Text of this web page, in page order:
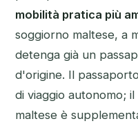
mobilità pratica più
soggiorno maltese, a
detenga già un
d'origine. Il
di viaggio autonomo;
maltese è